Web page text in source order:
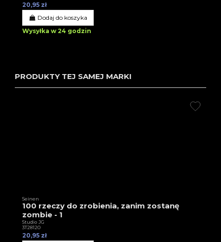
20,95 zł
Dodaj do koszyka
Wysyłka w 24 godzin
PRODUKTY TEJ SAMEJ MARKI
Seinen
100 rzeczy do zrobienia, zanim zostanę
zombie - 1
Studio JG
3T28120
20,95 zł